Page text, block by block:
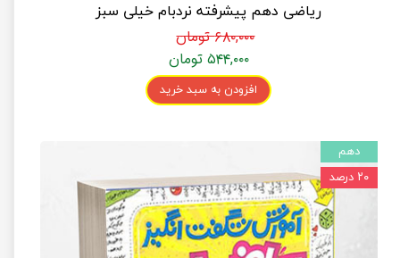
ریاضی دهم پیشرفته نردبام خیلی سبز
۶۸۰,۰۰۰ تومان
۵۴۴,۰۰۰ تومان
افزودن به سبد خرید
دهم
۲۰ درصد